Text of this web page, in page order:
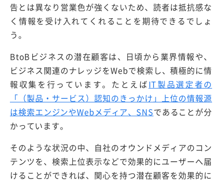
告とは異なり営業色が強くないため、読者は抵抗感な
く情報を受け入れてくれることを期待できるでしょ
う。
BtoBビジネスの潜在顧客は、日頃から業界情報や、
ビジネス関連のナレッジをWebで検索し、積極的に情
報収集を行っています。たとえばIT製品選定者の
「（製品・サービス）認知のきっかけ」上位の情報源
は検索エンジンやWebメディア、SNSであることが分
かっています。
そのような状況の中、自社のオウンドメディアのコン
テンツを、検索上位表示などで効果的にユーザーへ届
けることができれば、関心を持つ潜在顧客を効果的に